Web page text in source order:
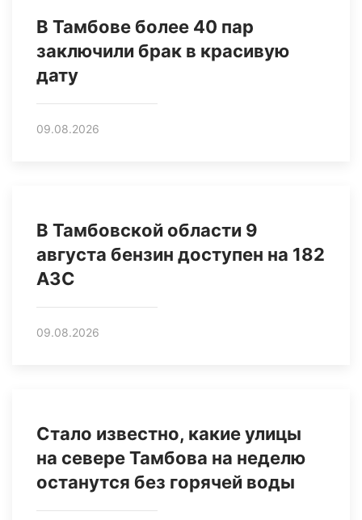
В Тамбове более 40 пар
заключили брак в красивую
дату
09.08.2026
В Тамбовской области 9
августа бензин доступен на 182
АЗС
09.08.2026
Стало известно, какие улицы
на севере Тамбова на неделю
останутся без горячей воды